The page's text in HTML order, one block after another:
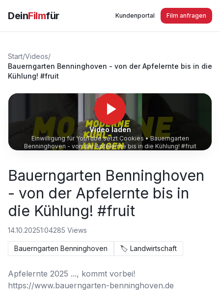
DeinFilmfür Kundenportal Film anfragen
Start/Videos/
Bauerngarten Benninghoven - von der Apfelernte bis in die
Kühlung! #fruit
Video laden
Einwilligung für YouTube setzt Cookies •Bauerngarten
Benninghoven - von der Apfelernte bis in die Kühlung! #fruit
Bauerngarten Benninghoven
- von der Apfelernte bis in
die Kühlung! #fruit
14.10.20251:04285 Views
Bauerngarten Benninghoven 🏷️ Landwirtschaft
Apfelernte 2025 ..., kommt vorbei!
https://www.bauerngarten-benninghoven.de